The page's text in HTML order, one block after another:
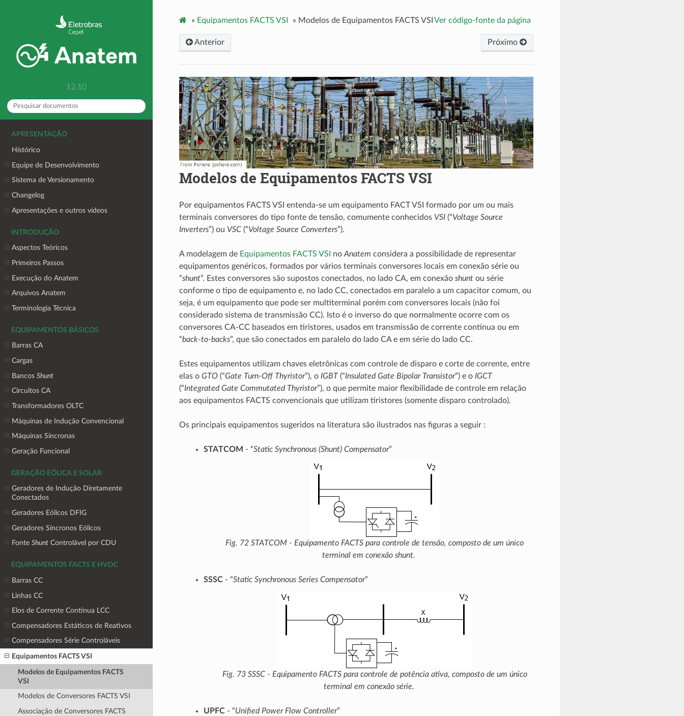
12.10
APRESENTAÇÃO
Histórico
Equipe de Desenvolvimento
Sistema de Versionamento
Changelog
Apresentações e outros vídeos
INTRODUÇÃO
Aspectos Teóricos
Primeiros Passos
Execução do Anatem
Arquivos Anatem
Terminologia Técnica
EQUIPAMENTOS BÁSICOS
Barras CA
Cargas
BancosShunt
Circuitos CA
Transformadores OLTC
Máquinas de Indução Convencional
Máquinas Síncronas
Geração Funcional
GERAÇÃO EÓLICA E SOLAR
Geradores de Indução Diretamente
Conectados
Geradores Eólicos DFIG
Geradores Síncronos Eólicos
FonteShunt Controlável por CDU
EQUIPAMENTOS FACTS E HVDC
Barras CC
Linhas CC
Elos de Corrente Contínua LCC
Compensadores Estáticos de Reativos
Compensadores Série Controláveis
Equipamentos FACTS VSI
Modelos de Equipamentos FACTS
VSI
Modelos de Conversores FACTS VSI
Associação de Conversores FACTS
» Equipamentos FACTS VSI » Modelos de Equipamentos FACTS VSI Ver código-fonte da página
Próximo
Anterior
Modelos de Equipamentos FACTS VSI
Por equipamentos FACTS VSI entenda-se um equipamento FACT VSI formado por um ou mais
terminais conversores do tipo fonte de tensão, comumente conhecidos VSI(“Voltage Source
Inverters”) ou VSC(“Voltage Source Converters”).
A modelagem de Equipamentos FACTS VSI no Anatem considera a possibilidade de representar
equipamentos genéricos, formados por vários terminais conversores locais em conexão série ou
“shunt”. Estes conversores são supostos conectados, no lado CA, em conexão shuntou série
conforme o tipo de equipamento e, no lado CC, conectados em paralelo a um capacitor comum, ou
seja, é um equipamento que pode ser multiterminal porém com conversores locais (não foi
considerado sistema de transmissão CC). Isto é o inverso do que normalmente ocorre com os
conversores CA-CC baseados em tiristores, usados em transmissão de corrente contínua ou em
“back-to-backs”, que são conectados em paralelo do lado CA e em série do lado CC.
Estes equipamentos utilizam chaves eletrônicas com controle de disparo e corte de corrente, entre
elas o GTO(“Gate Turn-Off Thyristor”), o IGBT(“Insulated Gate Bipolar Transistor”) e o IGCT
(“Integrated Gate Commutated Thyristor”), o que permite maior flexibilidade de controle em relação
aos equipamentos FACTS convencionais que utilizam tiristores (somente disparo controlado).
Os principais equipamentos sugeridos na literatura são ilustrados nas figuras a seguir :
STATCOM - “Static Synchronous (Shunt) Compensator”
Fig. 72 STATCOM - Equipamento FACTS para controle de tensão, composto de um único
terminal em conexão shunt.
SSSC- “Static Synchronous Series Compensator”
Fig. 73 SSSC - Equipamento FACTS para controle de potência ativa, composto de um único
terminal em conexão série.
UPFC- “Unified Power Flow Controller”